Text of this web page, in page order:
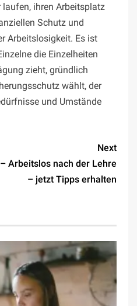
laufen, ihren Arbeitsplatz
Schutz und
Arbeitslosigkeit. Es ist
die Einzelheiten
zieht, gründlich
wählt, der
und Umstände
Next
Arbeitslos nach der Lehre
– jetzt Tipps erhalten